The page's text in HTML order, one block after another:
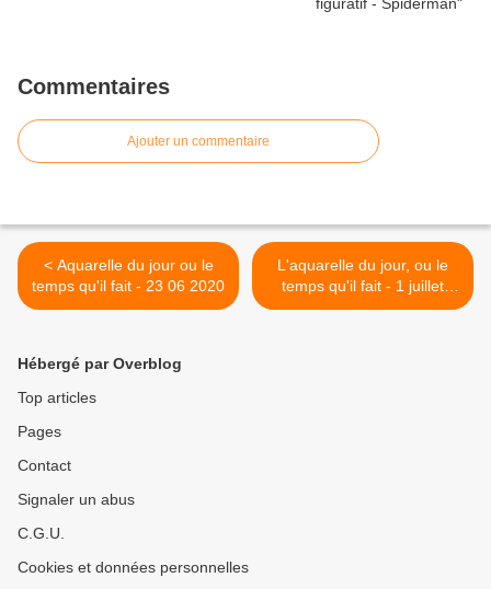
Commentaires
Ajouter un commentaire
< Aquarelle du jour ou le
temps qu'il fait - 23 06 2020
L'aquarelle du jour, ou le
temps qu'il fait - 1 juillet
2020 >
Hébergé par Overblog
Top articles
Pages
Contact
Signaler un abus
C.G.U.
Cookies et données personnelles